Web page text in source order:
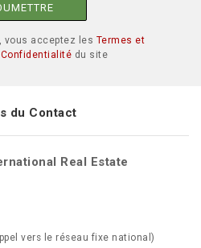
vous acceptez les Termes et
du site
du Contact
Real Estate
vers le réseau fixe national)